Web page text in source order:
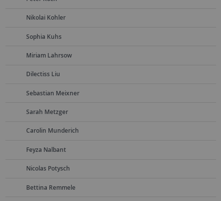
Nikolai Kohler
Sophia Kuhs
Miriam Lahrsow
Dilectiss Liu
Sebastian Meixner
Sarah Metzger
Carolin Munderich
Feyza Nalbant
Nicolas Potysch
Bettina Remmele